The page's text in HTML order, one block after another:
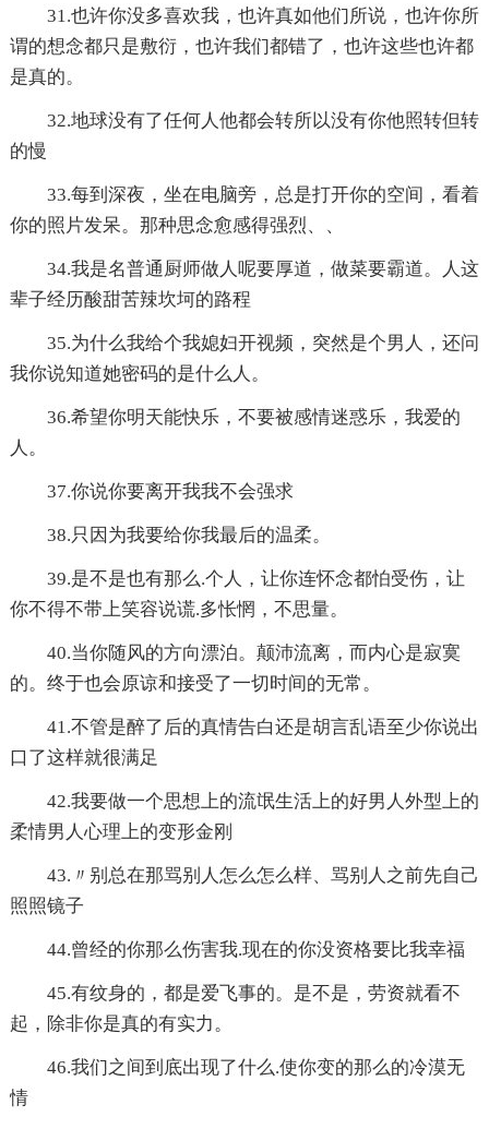
31.也许你没多喜欢我，也许真如他们所说，也许你所
谓的想念都只是敷衍，也许我们都错了，也许这些也许都
是真的。
32.地球没有了任何人他都会转所以没有你他照转但转
的慢
33.每到深夜，坐在电脑旁，总是打开你的空间，看着
你的照片发呆。那种思念愈感得强烈、、
34.我是名普通厨师做人呢要厚道，做菜要霸道。人这
辈子经历酸甜苦辣坎坷的路程
35.为什么我给个我媳妇开视频，突然是个男人，还问
我你说知道她密码的是什么人。
36.希望你明天能快乐，不要被感情迷惑乐，我爱的
人。
37.你说你要离开我我不会强求
38.只因为我要给你我最后的温柔。
39.是不是也有那么.个人，让你连怀念都怕受伤，让
你不得不带上笑容说谎.多怅惘，不思量。
40.当你随风的方向漂泊。颠沛流离，而内心是寂寞
的。终于也会原谅和接受了一切时间的无常。
41.不管是醉了后的真情告白还是胡言乱语至少你说出
口了这样就很满足
42.我要做一个思想上的流氓生活上的好男人外型上的
柔情男人心理上的变形金刚
43.〃别总在那骂别人怎么怎么样、骂别人之前先自己
照照镜子
44.曾经的你那么伤害我.现在的你没资格要比我幸福
45.有纹身的，都是爱飞事的。是不是，劳资就看不
起，除非你是真的有实力。
46.我们之间到底出现了什么.使你变的那么的冷漠无
情